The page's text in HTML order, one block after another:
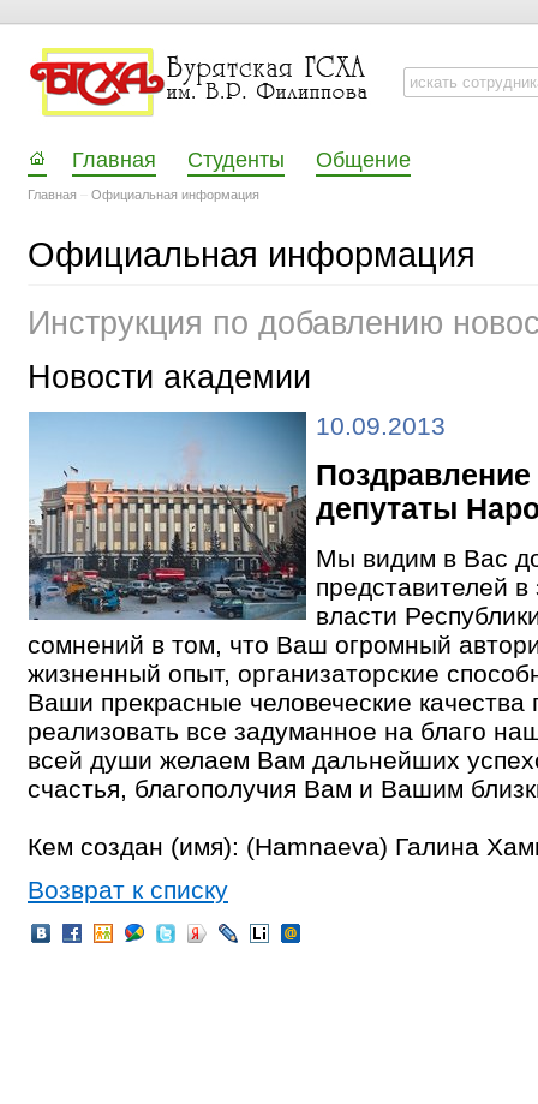
Главная Студенты Общение
Главная Официальная информация
Официальная информация
Инструкция по добавлению
Новости академии
10.09.2013
депутаты
Мы видим в Вас
представителей в
власти
сомнений в том, что Ваш огромный
жизненный опыт, организаторские
Ваши прекрасные человеческие качества
реализовать все задуманное на благо
всей души желаем Вам дальнейших
счастья, благополучия Вам и Вашим
Кем создан (имя): (Hamnaeva) Галина
Возврат к списку